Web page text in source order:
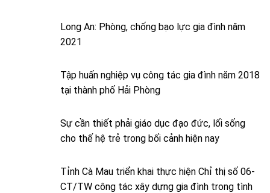
Long An: Phòng, chống bạo lực gia đình năm
2021
Tập huấn nghiệp vụ công tác gia đình năm 2018
tại thành phố Hải Phòng
Sự cần thiết phải giáo dục đạo đức, lối sống
cho thế hệ trẻ trong bối cảnh hiện nay
Tỉnh Cà Mau triển khai thực hiện Chỉ thị số 06-
CT/TW công tác xây dựng gia đình trong tình